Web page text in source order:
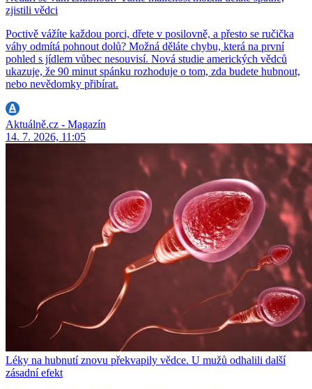
zjistili vědci
Poctivě vážíte každou porci, dřete v posilovně, a přesto se ručička
váhy odmítá pohnout dolů? Možná děláte chybu, která na první
pohled s jídlem vůbec nesouvisí. Nová studie amerických vědců
ukazuje, že 90 minut spánku rozhoduje o tom, zda budete hubnout,
nebo nevědomky přibírat.
Aktuálně.cz - Magazín
14. 7. 2026, 11:05
Léky na hubnutí znovu překvapily vědce. U mužů odhalili další
zásadní efekt